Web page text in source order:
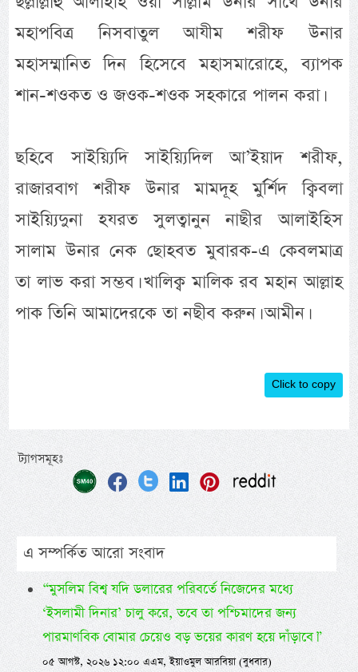
মহাপবিত্র নিসবাতুল আযীম শরীফ উনার
মহাসম্মানিত দিন হিসেবে মহাসমারোহে, ব্যাপক
শান-শওকত ও জওক-শওক সহকারে পালন করা।
ছহিবে সাইয়্যিদি সাইয়্যিদিল আ’ইয়াদ শরীফ,
রাজারবাগ শরীফ উনার মামদূহ মুর্র্শিদ ক্বিবলা
সাইয়্যিদুনা হযরত সুলত্বানুন নাছীর আলাইহিস
সালাম উনার নেক ছোহবত মুবারক-এ কেবলমাত্র
তা লাভ করা সম্ভব। খালিক্ব মালিক রব মহান আল্লাহ
পাক তিনি আমাদেরকে তা নছীব করুন। আমীন।
Click to copy
ট্যাগসমূহঃ
এ সম্পর্কিত আরো সংবাদ
“মুসলিম বিশ্ব যদি ডলারের পরিবর্তে নিজেদের মধ্যে
‘ইসলামী দিনার’ চালু করে, তবে তা পশ্চিমাদের জন্য
পারমাণবিক বোমার চেয়েও বড় ভয়ের কারণ হয়ে দাঁড়াবে।”
০৫ আগস্ট, ২০২৬ ১২:০০ এএম, ইয়াওমুল আরবিয়া (বুধবার)